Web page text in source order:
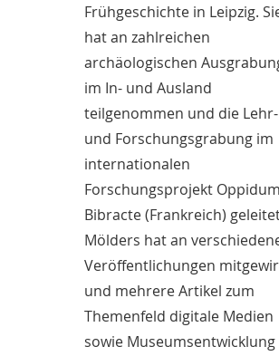
Frühgeschichte in Leipzig.
hat an zahlreichen
archäologischen
im In- und Ausland
teilgenommen und die Lehr-
und Forschungsgrabung im
internationalen
Forschungsprojekt Oppidum
Bibracte (Frankreich)
Mölders hat an
Veröffentlichungen
und mehrere Artikel zum
Themenfeld digitale Medien
sowie Museumsentwicklung